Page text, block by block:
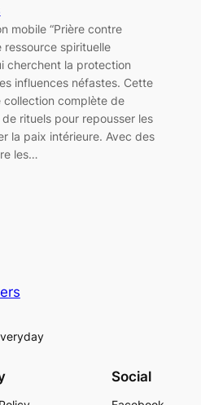
mobile “Prière contre
ressource spirituelle
cherchent la protection
influences néfastes. Cette
complète de
rituels pour repousser les
la paix intérieure. Avec des
les…
Social